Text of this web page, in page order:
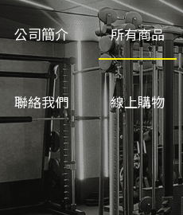
公司簡介 所有商品
聯絡我們 線上購物